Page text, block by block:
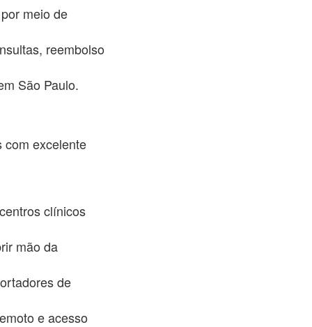
meio de
reembolso
São Paulo.
com excelente
clínicos
mão da
de
e acesso